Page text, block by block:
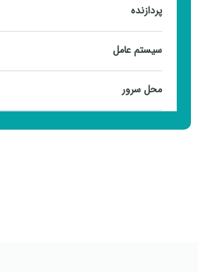
پردازنده
سیستم عامل
محل سرور